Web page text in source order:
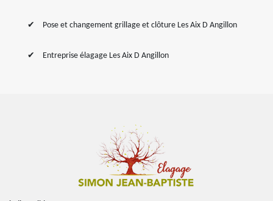
Pose et changement grillage et clôture Les Aix D Angillon
Entreprise élagage Les Aix D Angillon